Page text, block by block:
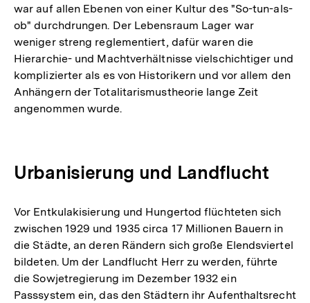
war auf allen Ebenen von einer Kultur des "So-tun-als-
ob" durchdrungen. Der Lebensraum Lager war
weniger streng reglementiert, dafür waren die
Hierarchie- und Machtverhältnisse vielschichtiger und
komplizierter als es von Historikern und vor allem den
Anhängern der Totalitarismustheorie lange Zeit
angenommen wurde.
Urbanisierung und Landflucht
Vor Entkulakisierung und Hungertod flüchteten sich
zwischen 1929 und 1935 circa 17 Millionen Bauern in
die Städte, an deren Rändern sich große Elendsviertel
bildeten. Um der Landflucht Herr zu werden, führte
die Sowjetregierung im Dezember 1932 ein
Passsystem ein, das den Städtern ihr Aufenthaltsrecht